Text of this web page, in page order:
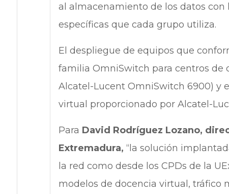
al almacenamiento de los datos con
específicas que cada grupo utiliza.
El despliegue de equipos que
familia OmniSwitch para centros de
Alcatel-Lucent OmniSwitch 6900) y
virtual proporcionado por Alcatel-
Para David Rodríguez Lozano,
Extremadura, “la solución
la red como desde los CPDs de la
modelos de docencia virtual, tráfico